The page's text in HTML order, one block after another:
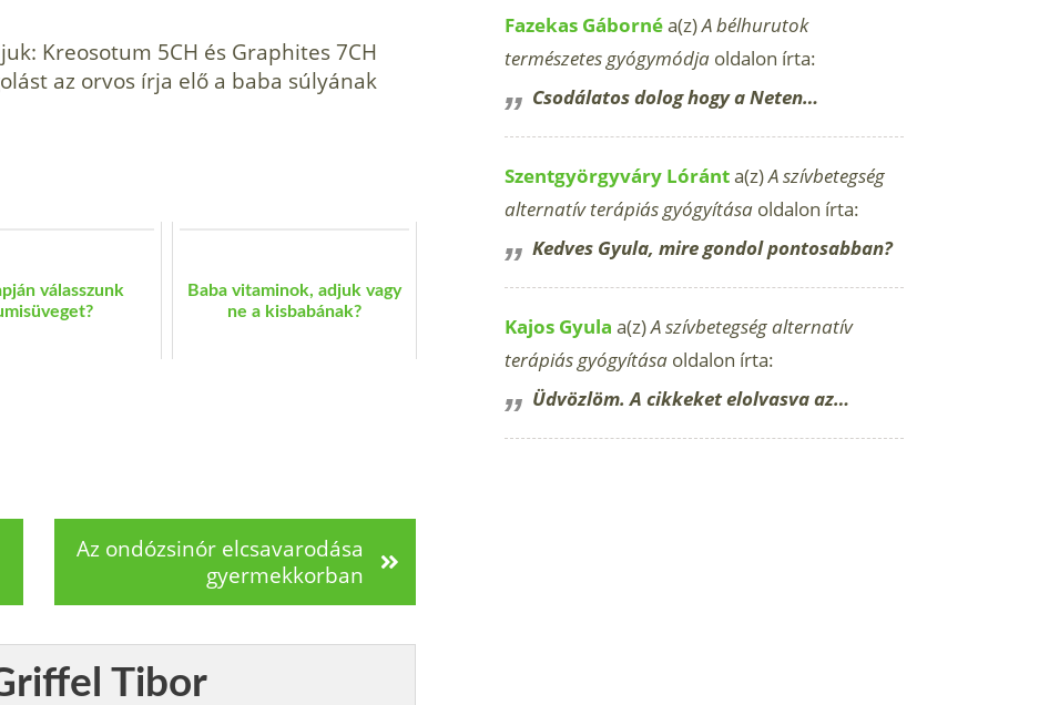
Kreosotum 5CH és Graphites 7CH
az orvos írja elő a baba sú­lyának
válasszunk
Baba vitaminok, adjuk vagy
ne a kisbabának?
Az ondózsinór elcsavarodása
gyermekkorban
Tibor
Fazekas Gábornéa(z)A bélhurutok
természetes gyógymódja oldalon írta:
Csodálatos dolog hogy a Neten…
Szentgyörgyváry Lóránta(z)A szívbetegség
alternatív terápiás gyógyítása oldalon írta:
Kedves Gyula, mire gondol pontosabban?
Kajos Gyula a(z)A szívbetegség alternatív
terápiás gyógyítása oldalon írta:
Üdvözlöm. A cikkeket elolvasva az…